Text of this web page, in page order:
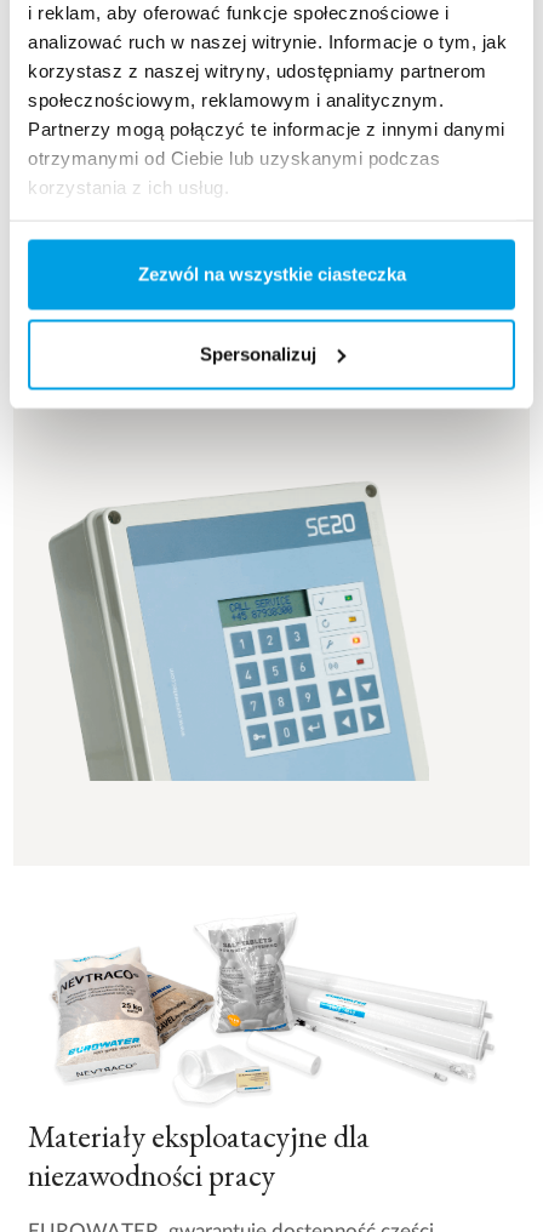
i reklam, aby oferować funkcje społecznościowe i
analizować ruch w naszej witrynie. Informacje o tym, jak
korzystasz z naszej witryny, udostępniamy partnerom
społecznościowym, reklamowym i analitycznym.
Partnerzy mogą połączyć te informacje z innymi danymi
otrzymanymi od Ciebie lub uzyskanymi podczas
korzystania z ich usług.
Zezwól na wszystkie ciasteczka
Spersonalizuj
nadzór stacji uzdatniania w celu uniknięcia awarii.
Skontaktuj się z lokalnym biurem serwisu, aby
dowiedzieć się więcej o wariantach przeglądów
konserwacyjnych.
Materiały eksploatacyjne dla
niezawodności pracy